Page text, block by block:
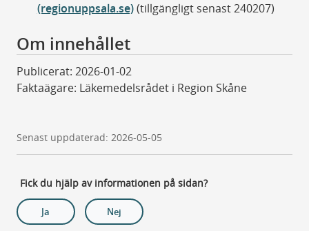
(regionuppsala.se)(tillgängligt senast 240207)
Om innehållet
Publicerat: 2026-01-02
Faktaägare: Läkemedelsrådet i Region Skåne
Senast uppdaterad: 2026-05-05
Fick du hjälp av informationen på sidan?
Ja Nej